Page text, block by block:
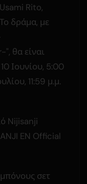
Rito,
δράμα, με
θα είναι
Ιουνίου, 5:00
11:59 μ.μ.
Nijisanji
EN Official
σετ